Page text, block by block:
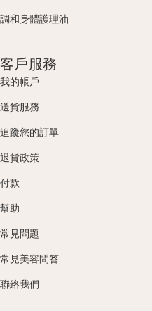
調和身體護理油
客戶服務
我的帳戶
送貨服務
追蹤您的訂單
退貨政策
付款
幫助
常見問題
常見美容問答
聯絡我們